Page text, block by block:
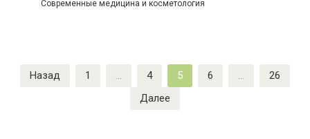
Современные медицина и косметология
Пагинация
записей
Назад 1 … 4 5 6 …
26
Далее